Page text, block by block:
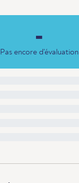
-
Pas encore d'évaluation